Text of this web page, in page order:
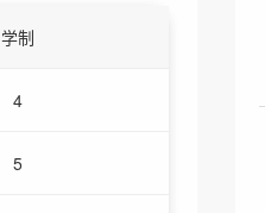
学制
4
5